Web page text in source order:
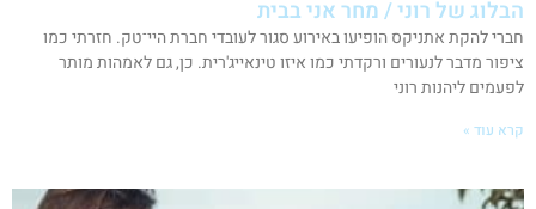
הבלוג של רוני / מחר אני בבית
חברי להקת אתניקס הופיעו באירוע סגור לעובדי חברת היי־טק. חזרתי כמו
ציפור מדבר לנעורים ורקדתי כמו איזו טינאייג'רית. כן, גם לאמהות מותר
לפעמים ליהנות רוני
קרא עוד »